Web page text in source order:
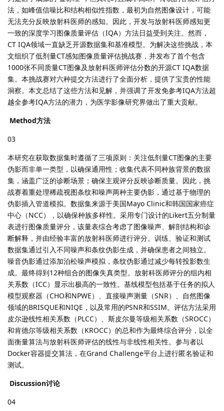
法，如峰值信噪比和结构相似性指数，最初为自然图像设计，可能
无法充分反映放射科医师的感知。因此，开发与放射科医师感知更
一致的深度学习图像质量评估（IQA）方法日益受到关注。然而，
CT IQA领域一直缺乏开源数据集和基准模型。为解决这些挑战，本
文组织了低剂量CT感知图像质量评估挑战赛，并发布了首个包含
1000张不同质量CT图像及放射科医师评估分数的开源CT IQA数据
集。本挑战赛对六种提交方法进行了全面分析，提供了宝贵的性能
洞察。本文总结了这些方法和见解，并强调了开发免参考IQA方法超
越全参考IQA方法的潜力，为医学影像研究界做出了重大贡献。
Method方法
03
本研究在获取数据集时遵循了三项原则：关注低剂量CT图像的主要
伪影而非单一类型，以确保通用性；收集代表不同种族背景的数据
集，涵盖广泛的诊断场景；确保主观评分反映诊断质量。因此，挑
战赛着重处理稀疏视图条纹和噪声两种主要伪影，通过基于物理的
伪影插入管道模拟。数据集来源于美国Mayo Clinic和韩国国家癌症
中心（NCC），以确保种族多样性。采用专门设计的Likert五分制量
表进行图像质量评分，该量表综合考虑了图像噪声、解剖结构和诊
断解释，并由经验丰富的放射科医师进行评分。训练、验证和测试
数据集通过引入不同噪声和条纹伪影生成，并确保患者之间独立。
噪音伪影通过添加泊松噪声模拟，条纹伪影通过减少每转投影数生
成。最终得到12种组合的图像失真类型。放射科医师评分的组内相
关系数（ICC）显示出极高的一致性。基线模型包括基于任务的拟人
模型观察器（CHO和NPWE）、直接噪声测量（SNR）、自然图像
领域的BRISQUE和NIQE，以及常用的PSNR和SSIM。评估方法采用
皮尔逊线性相关系数（PLCC）、斯皮尔曼等级相关系数（SROCC）
和肯德尔等级相关系数（KROCC）的总和作为最终综合评分，以全
面衡量算法与放射科医师评估的线性与非线性相关性。参与者以
Docker容器提交算法，在Grand Challenge平台上进行匿名验证和
测试。
Discussion讨论
04